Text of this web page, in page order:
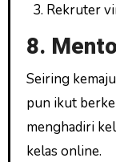
Rekruter
8.
Seiring
pun ikut
menghadiri
kelas online.